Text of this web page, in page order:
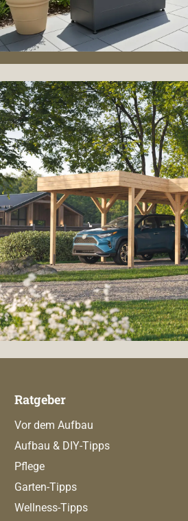
Ratgeber
Vor dem Aufbau
Aufbau & DIY-Tipps
Pflege
Garten-Tipps
Wellness-Tipps